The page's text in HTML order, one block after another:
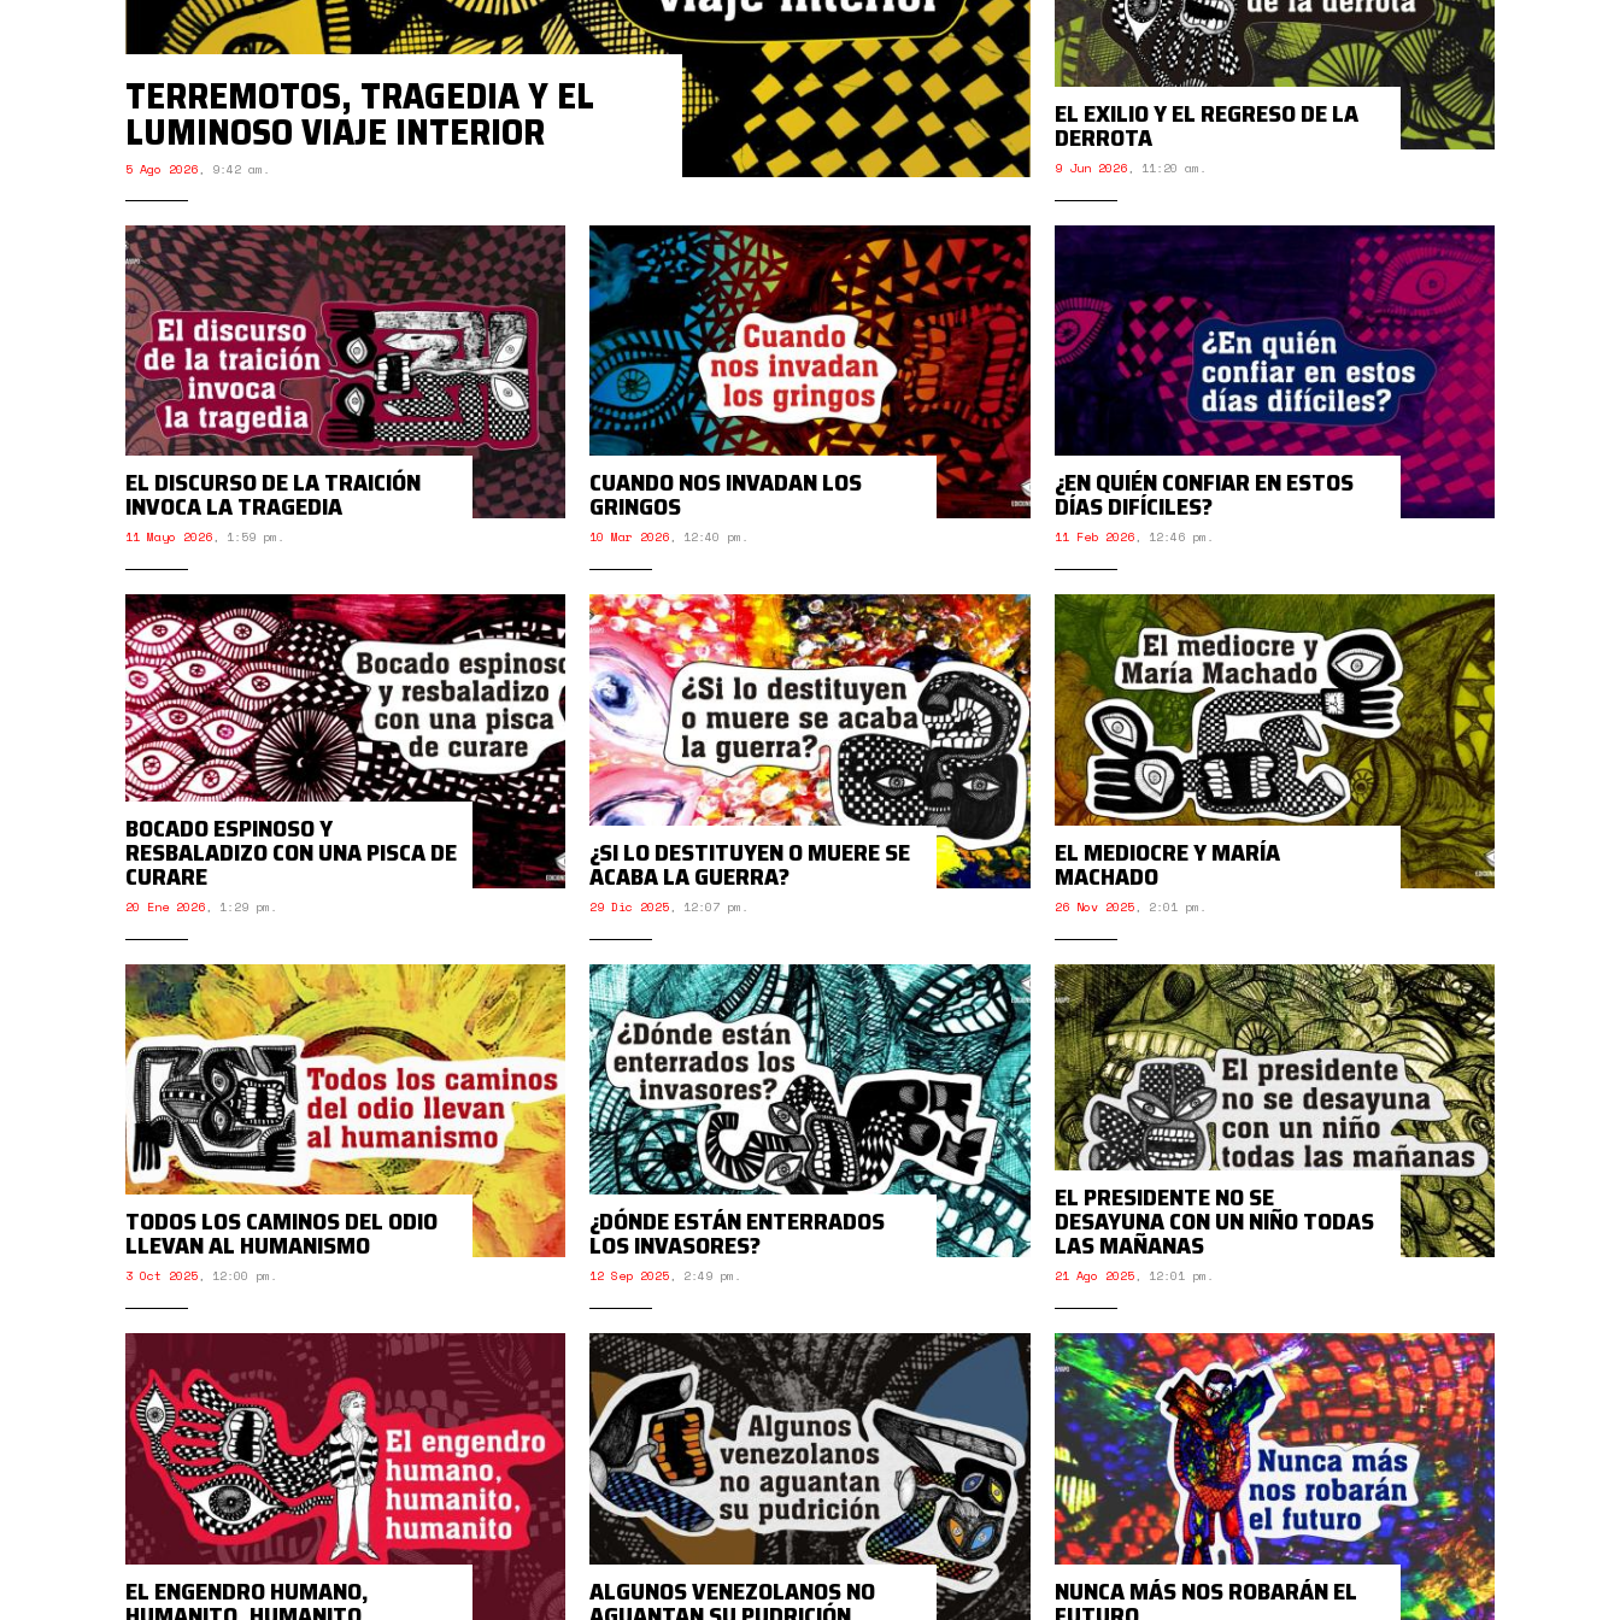
TERREMOTOS, TRAGEDIA Y EL
LUMINOSO VIAJE INTERIOR
5 Ago 2026, 9:42 am.
EL EXILIO Y EL REGRESO DE LA
DERROTA
9 Jun 2026, 11:20 am.
EL DISCURSO DE LA TRAICIÓN
INVOCA LA TRAGEDIA
11 Mayo 2026, 1:59 pm.
CUANDO NOS INVADAN LOS
GRINGOS
10 Mar 2026, 12:40 pm.
¿EN QUIÉN CONFIAR EN ESTOS
DÍAS DIFÍCILES?
11 Feb 2026, 12:46 pm.
BOCADO ESPINOSO Y
RESBALADIZO CON UNA PISCA DE
CURARE
20 Ene 2026, 1:29 pm.
¿SI LO DESTITUYEN O MUERE SE
ACABA LA GUERRA?
29 Dic 2025, 12:07 pm.
EL MEDIOCRE Y MARÍA
MACHADO
26 Nov 2025, 2:01 pm.
TODOS LOS CAMINOS DEL ODIO
LLEVAN AL HUMANISMO
3 Oct 2025, 12:00 pm.
¿DÓNDE ESTÁN ENTERRADOS
LOS INVASORES?
12 Sep 2025, 2:49 pm.
EL PRESIDENTE NO SE
DESAYUNA CON UN NIÑO TODAS
LAS MAÑANAS
21 Ago 2025, 12:01 pm.
EL ENGENDRO HUMANO, ALGUNOS VENEZOLANOS NO NUNCA MÁS NOS ROBARÁN EL